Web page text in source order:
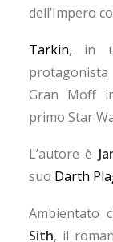
dell’Impero
Tarkin, in
protagonista
Gran Moff
primo Star
L’autore è
suo Darth
Ambientato
Sith, il